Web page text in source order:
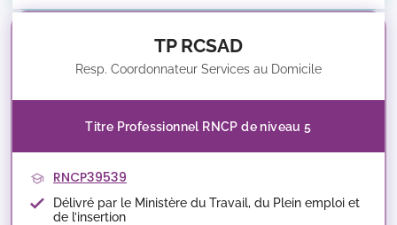
TP RCSAD
Resp. Coordonnateur Services au Domicile
Titre Professionnel RNCP de niveau 5
RNCP39539
Délivré par le Ministère du Travail, du Plein emploi et
de l’insertion